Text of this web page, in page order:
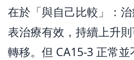
在於「與自己比較」：
表治療有效，持續上升
轉移。但 CA15-3 正常